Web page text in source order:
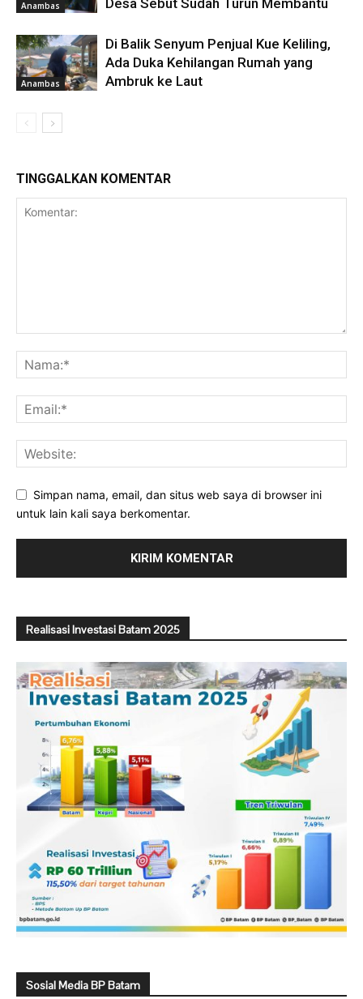
Anambas Desa Sebut Sudah Turun Membantu
Anambas
Di Balik Senyum Penjual Kue Keliling,
Ada Duka Kehilangan Rumah yang
Ambruk ke Laut
TINGGALKAN KOMENTAR
Simpan nama, email, dan situs web saya di browser ini
untuk lain kali saya berkomentar.
Realisasi Investasi Batam 2025
Sosial Media BP Batam